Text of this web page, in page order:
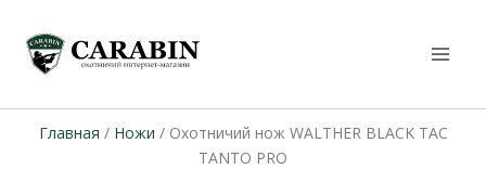
Главная / Ножи / Охотничий нож WALTHER BLACK TAC
TANTO PRO